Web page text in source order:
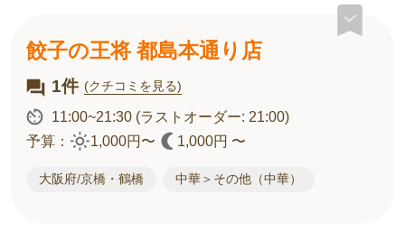
餃子の王将 都島本通り店
1件 (クチコミを見る)
11:00~21:30 (ラストオーダー: 21:00)
予算：
1,000円〜 1,000円 〜
大阪府/京橋・鶴橋 中華＞その他（中華）